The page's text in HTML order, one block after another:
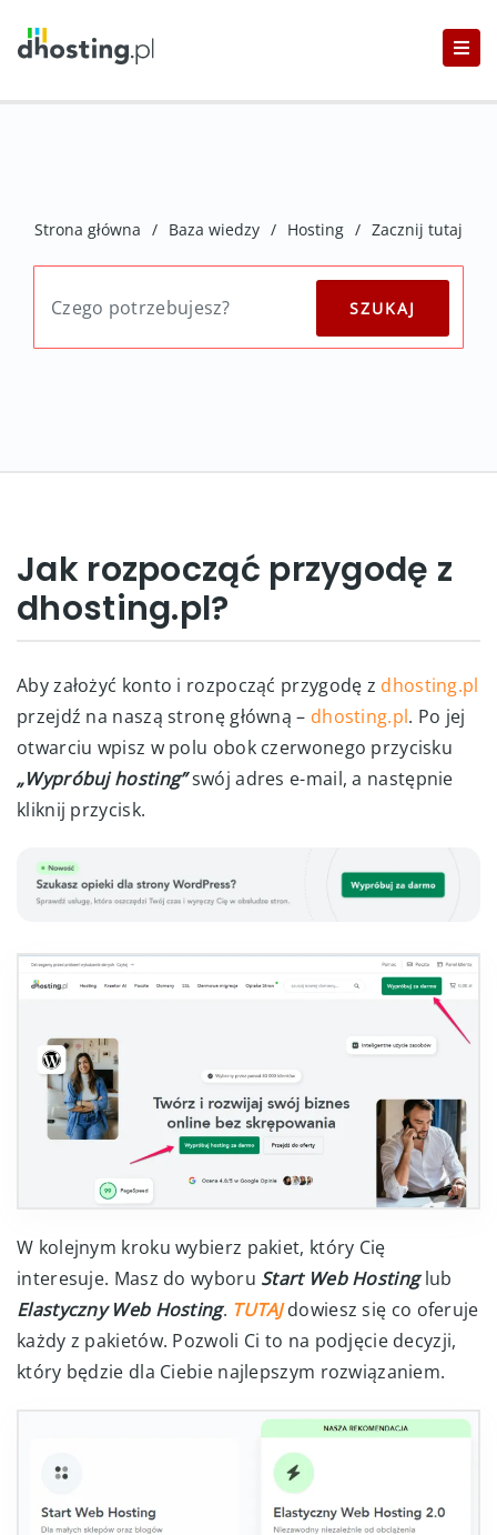
Strona główna / Baza wiedzy / Hosting / Zacznij tutaj
Jak rozpocząć przygodę z
dhosting.pl?
Aby założyć konto i rozpocząć przygodę z dhosting.pl
przejdź na naszą stronę główną – dhosting.pl. Po jej
otwarciu wpisz w polu obok czerwonego przycisku
„Wypróbuj hosting”swój adres e-mail, a następnie
kliknij przycisk.
W kolejnym kroku wybierz pakiet, który Cię
interesuje. Masz do wyboru Start Web Hostinglub
Elastyczny Web Hosting. TUTAJdowiesz się co oferuje
każdy z pakietów. Pozwoli Ci to na podjęcie decyzji,
który będzie dla Ciebie najlepszym rozwiązaniem.